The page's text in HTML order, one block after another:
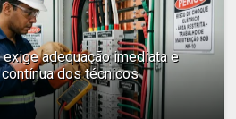
adequação imediata e
dos técnicos